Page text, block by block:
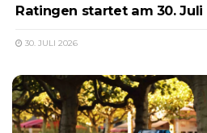
Ratingen startet am 30. Juli
30. JULI 2026